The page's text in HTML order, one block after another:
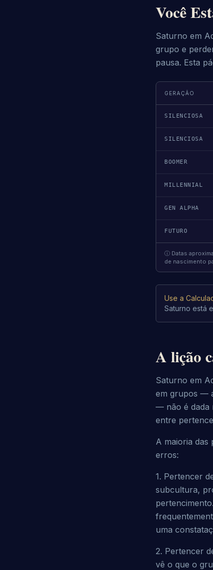
Você
Saturno em
grupo e
pausa. Esta
GERAÇÃO
SILENCIOSA
SILENCIOSA
BOOMER
MILLENNIAL
GEN ALPHA
FUTURO
ⓘ Datas
de nascimento
Use a
Saturno está
A lição
Saturno em
em grupos —
— não é dada
entre
A maioria das
erros:
1. Pertencer
subcultura,
uma
2. Pertencer
vê o que o